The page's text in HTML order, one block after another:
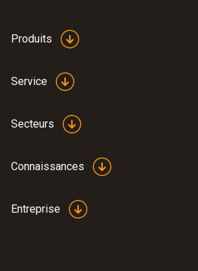
Produits
Service
Secteurs
Connaissances
Entreprise